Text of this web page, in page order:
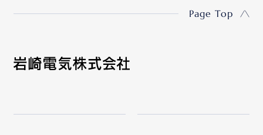
Page Top